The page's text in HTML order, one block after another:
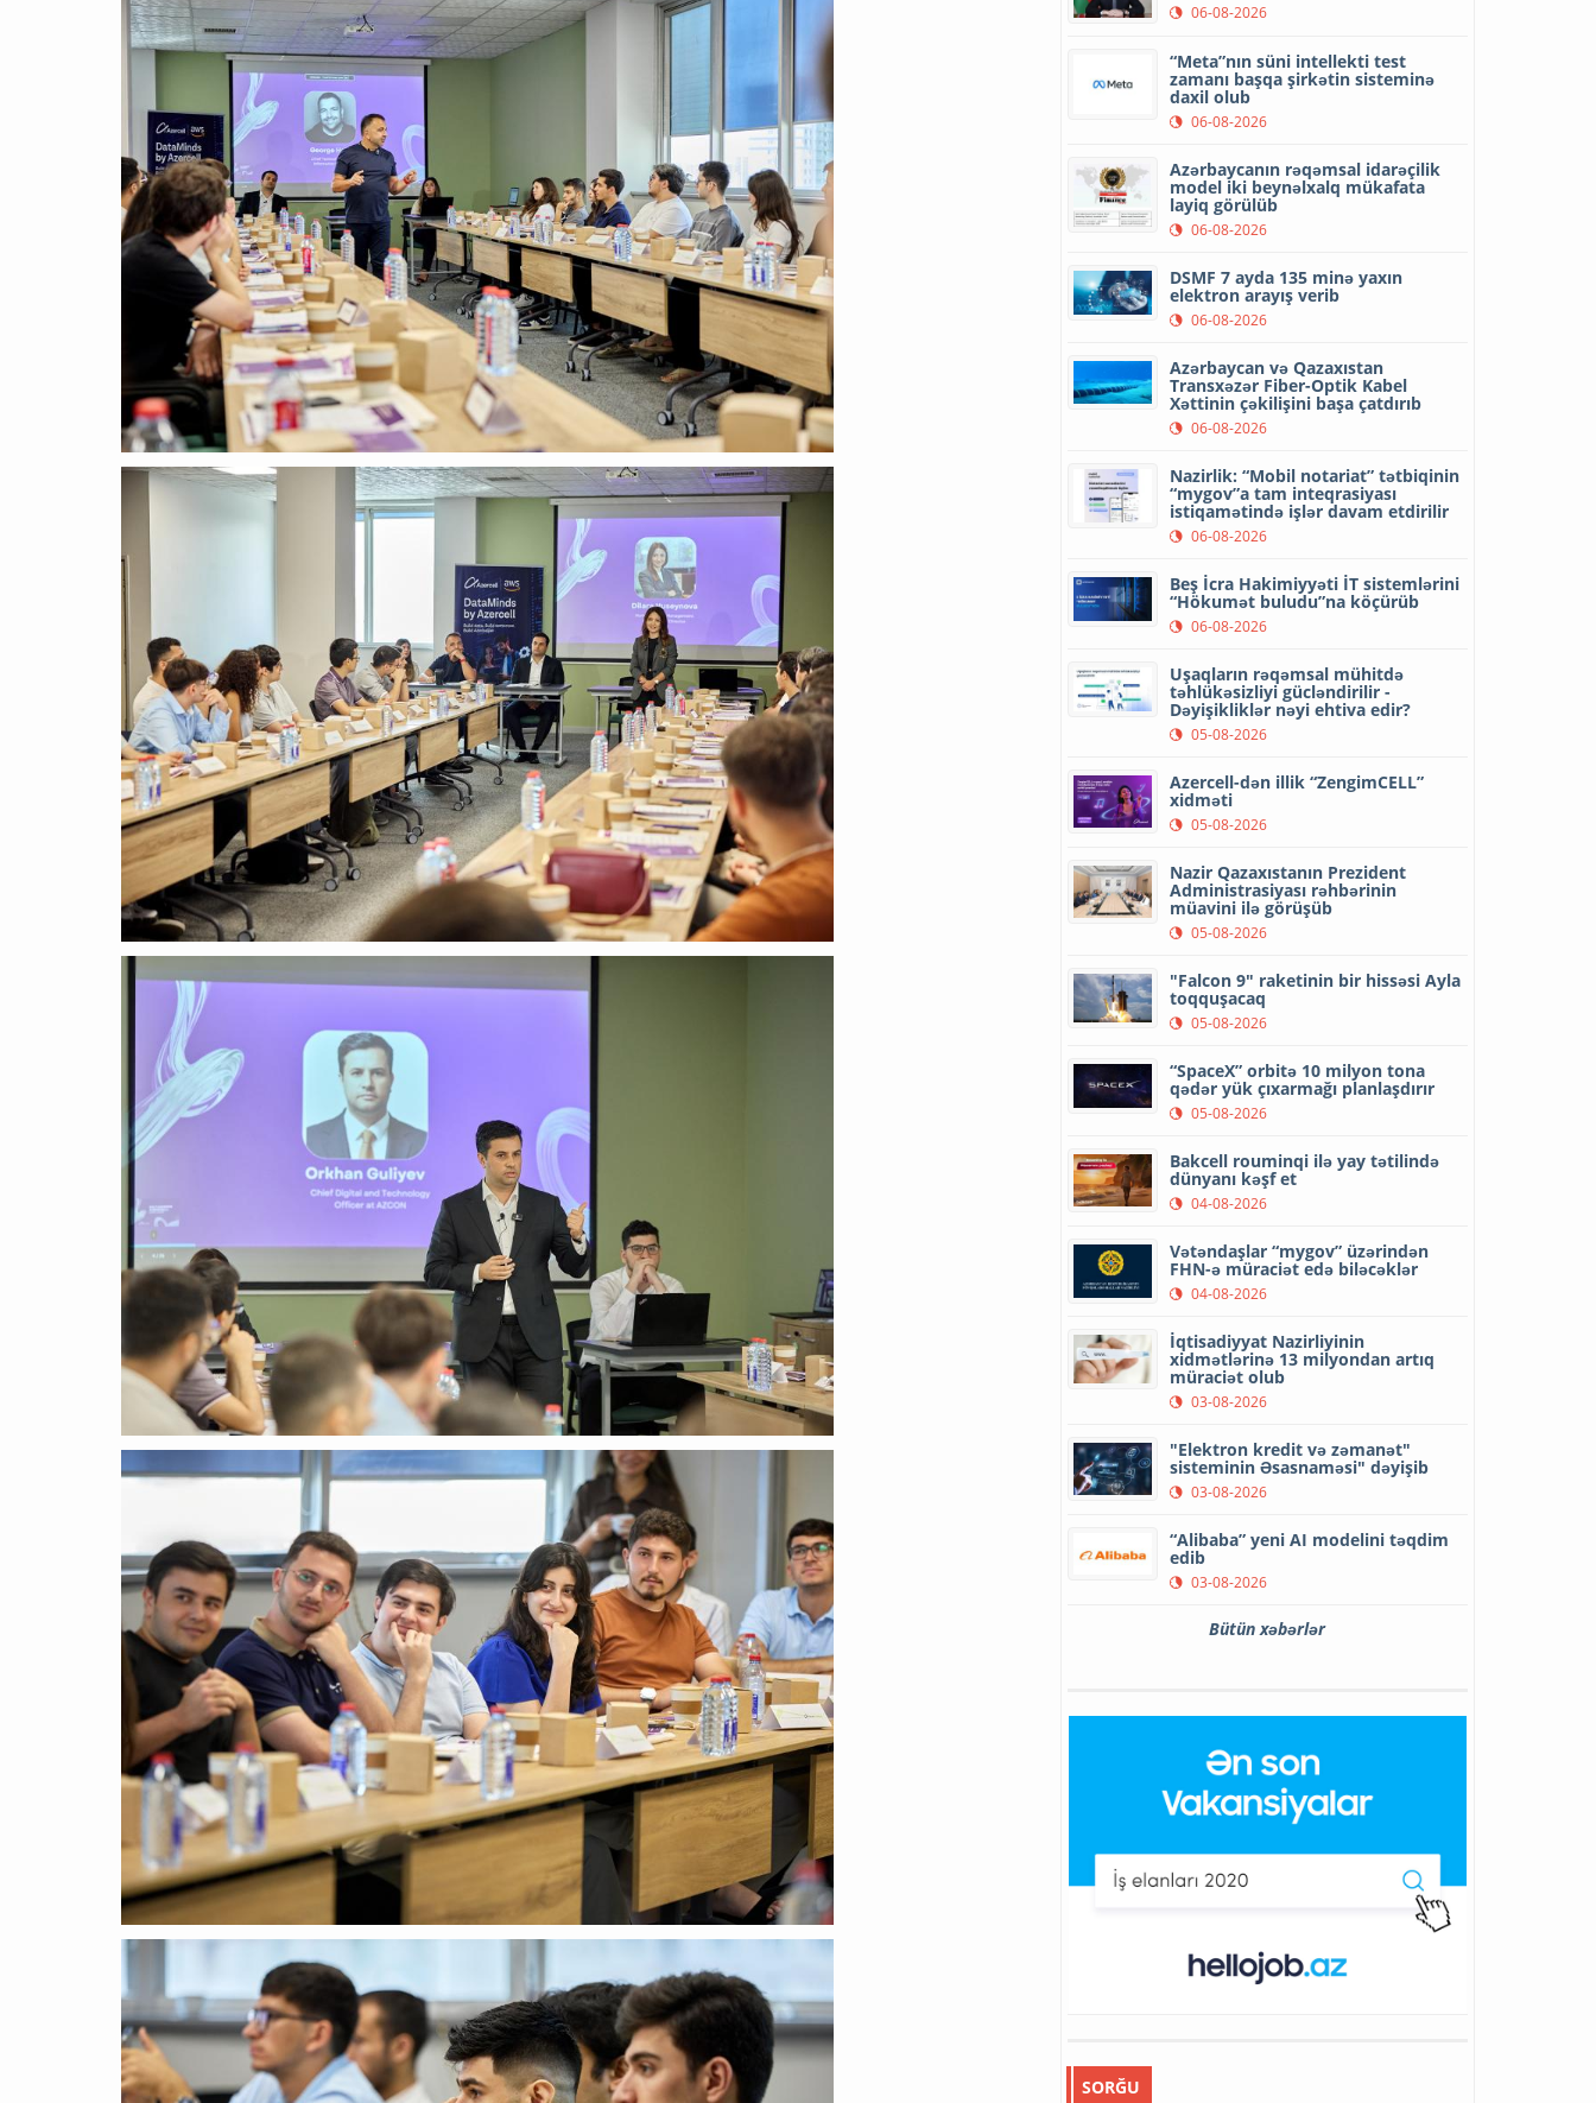
06-08-2026
“Meta”nın süni intellekti test
zamanı başqa şirkətin sisteminə
daxil olub
06-08-2026
Azərbaycanın rəqəmsal idarəçilik
model iki beynəlxalq mükafata
layiq görülüb
06-08-2026
DSMF 7 ayda 135 minə yaxın
elektron arayış verib
06-08-2026
Azərbaycan və Qazaxıstan
Transxəzər Fiber-Optik Kabel
Xəttinin çəkilişini başa çatdırıb
06-08-2026
Nazirlik: “Mobil notariat” tətbiqinin
“mygov”a tam inteqrasiyası
istiqamətində işlər davam etdirilir
06-08-2026
Beş İcra Hakimiyyəti İT sistemlərini
“Hökumət buludu”na köçürüb
06-08-2026
Uşaqların rəqəmsal mühitdə
təhlükəsizliyi gücləndirilir -
Dəyişikliklər nəyi ehtiva edir?
05-08-2026
Azercell-dən illik “ZengimCELL”
xidməti
05-08-2026
Nazir Qazaxıstanın Prezident
Administrasiyası rəhbərinin
müavini ilə görüşüb
05-08-2026
"Falcon 9" raketinin bir hissəsi Ayla
toqquşacaq
05-08-2026
“SpaceX” orbitə 10 milyon tona
qədər yük çıxarmağı planlaşdırır
05-08-2026
Bakcell rouminqi ilə yay tətilində
dünyanı kəşf et
04-08-2026
Vətəndaşlar “mygov” üzərindən
FHN-ə müraciət edə biləcəklər
04-08-2026
İqtisadiyyat Nazirliyinin
xidmətlərinə 13 milyondan artıq
müraciət olub
03-08-2026
"Elektron kredit və zəmanət"
sisteminin Əsasnaməsi" dəyişib
03-08-2026
“Alibaba” yeni AI modelini təqdim
edib
03-08-2026
Bütün xəbərlər
SORĞU